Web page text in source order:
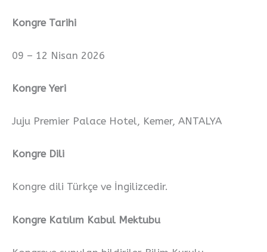
Kongre Tarihi
09 – 12 Nisan 2026
Kongre Yeri
Juju Premier Palace Hotel, Kemer, ANTALYA
Kongre Dili
Kongre dili Türkçe ve İngilizcedir.
Kongre Katılım Kabul Mektubu